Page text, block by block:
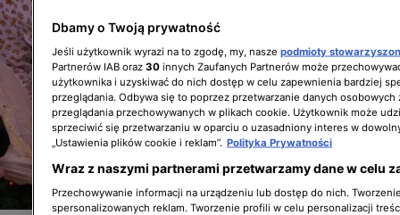
Dbamy o Twoją prywatność
Jeśli użytkownik wyrazi na to zgodę, my, nasze podmioty
Partnerów IAB oraz 30 innych Zaufanych Partnerów może
użytkownika i uzyskiwać do nich dostęp w celu zapewnienia bardziej
przeglądania. Odbywa się to poprzez przetwarzanie danych osobowych
przeglądania przechowywanych w plikach cookie. Użytkownik może
sprzeciwić się przetwarzaniu w oparciu o uzasadniony interes w
„Ustawienia plików cookie i reklam”. Polityka Prywatności
Wraz z naszymi partnerami przetwarzamy dane w celu
Przechowywanie informacji na urządzeniu lub dostęp do nich.
spersonalizowanych reklam. Tworzenie profili w celu personalizacji